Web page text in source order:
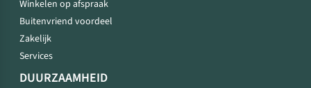
Winkelen op afspraak
Buitenvriend voordeel
Zakelijk
Services
DUURZAAMHEID